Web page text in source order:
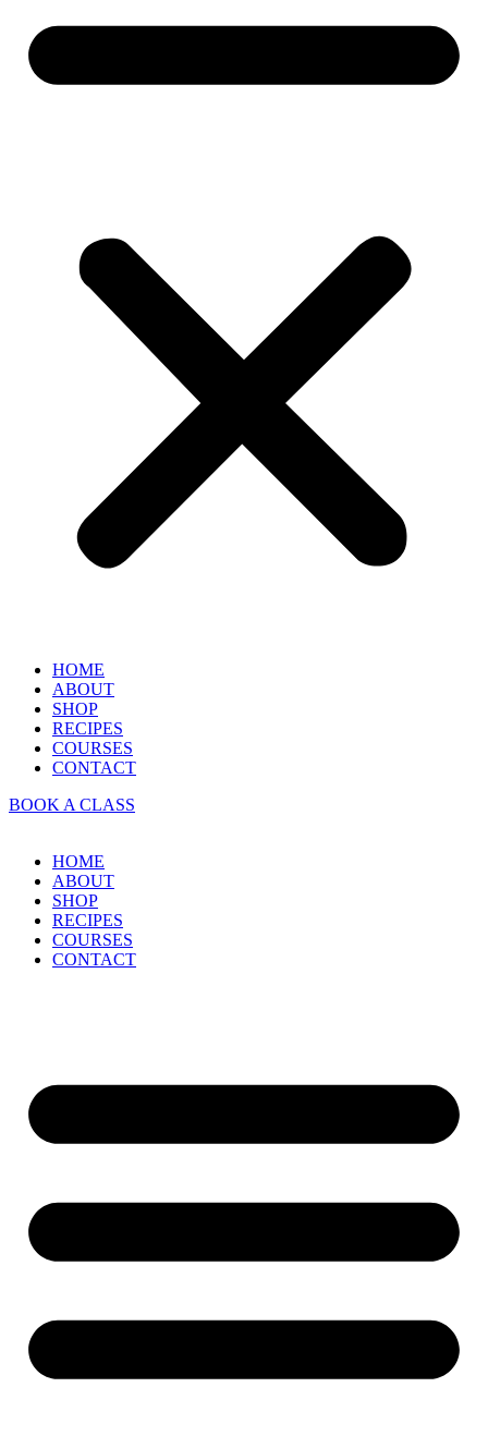
HOME
ABOUT
SHOP
RECIPES
COURSES
CONTACT
BOOK A CLASS
HOME
ABOUT
SHOP
RECIPES
COURSES
CONTACT